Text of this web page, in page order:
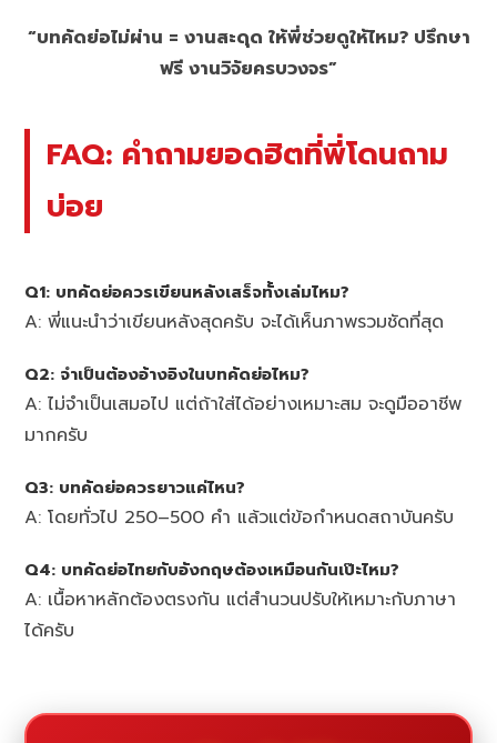
“บทคัดย่อไม่ผ่าน = งานสะดุด ให้พี่ช่วยดูให้ไหม? ปรึกษา
ฟรี งานวิจัยครบวงจร”
FAQ: คำถามยอดฮิตที่พี่โดนถาม
บ่อย
Q1: บทคัดย่อควรเขียนหลังเสร็จทั้งเล่มไหม?
A: พี่แนะนำว่าเขียนหลังสุดครับ จะได้เห็นภาพรวมชัดที่สุด
Q2: จำเป็นต้องอ้างอิงในบทคัดย่อไหม?
A: ไม่จำเป็นเสมอไป แต่ถ้าใส่ได้อย่างเหมาะสม จะดูมืออาชีพ
มากครับ
Q3: บทคัดย่อควรยาวแค่ไหน?
A: โดยทั่วไป 250–500 คำ แล้วแต่ข้อกำหนดสถาบันครับ
Q4: บทคัดย่อไทยกับอังกฤษต้องเหมือนกันเป๊ะไหม?
A: เนื้อหาหลักต้องตรงกัน แต่สำนวนปรับให้เหมาะกับภาษา
ได้ครับ